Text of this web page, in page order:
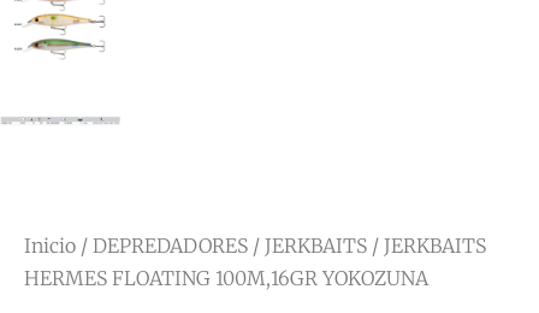
Inicio / DEPREDADORES / JERKBAITS / JERKBAITS
HERMES FLOATING 100M,16GR YOKOZUNA